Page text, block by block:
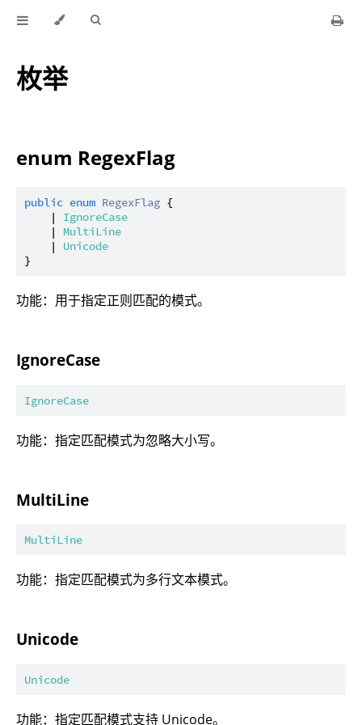
枚举
enum RegexFlag
public enum RegexFlag {
    |
IgnoreCase
    |
MultiLine
    |
Unicode
功能：用于指定正则匹配的模式。
IgnoreCase
IgnoreCase
功能：指定匹配模式为忽略大小写。
MultiLine
MultiLine
功能：指定匹配模式为多行文本模式。
Unicode
Unicode
功能：指定匹配模式支持 Unicode。